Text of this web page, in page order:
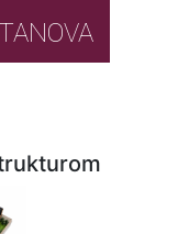
STANOVA